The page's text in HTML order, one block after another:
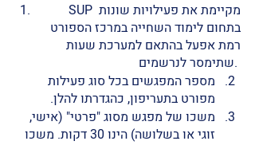
SUP מקיימת את פעילויות שונות
בתחום לימוד השחייה במרכז הספורט
רמת אפעל בהתאם למערכת שעות
שתימסר לנרשמים.
מספר המפגשים בכל סוג פעילות
מפורט בתעריפון, כהגדרתו להלן.
משכו של מפגש מסוג "פרטי" (אישי,
זוגי או בשלושה) הינו 30 דקות. משכו